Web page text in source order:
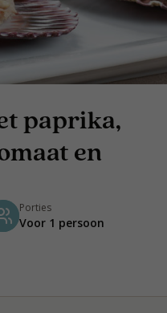
paprika,
en
Porties
Voor 1 persoon